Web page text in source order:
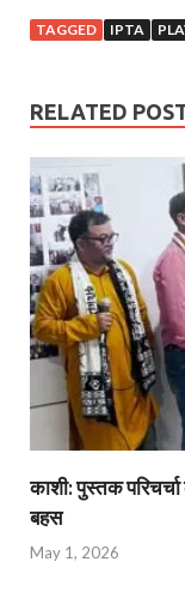
TAGGED IPTA
RELATED
काशी: पुस्तक
बहस
May 1, 2026